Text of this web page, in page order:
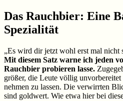
Das Rauchbier: Eine
Spezialität
„Es wird dir jetzt wohl erst mal nicht
Mit diesem Satz warne ich jeden
Rauchbier probieren lasse.
größer, die Leute völlig
nehmen zu lassen. Die verwirrten
sind goldwert. Wie etwa hier bei